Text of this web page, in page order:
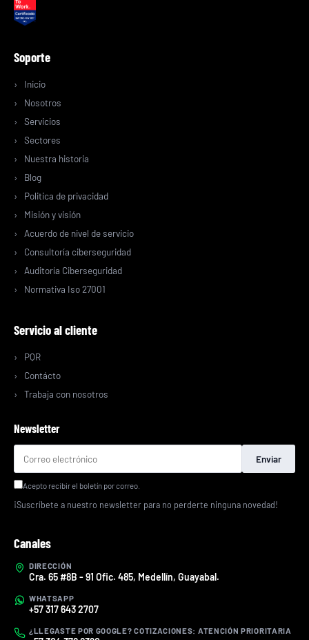
Soporte
Inicio
Nosotros
Servicios
Sectores
Nuestra historia
Blog
Politica de privacidad
Misión y visión
Acuerdo de nivel de servicio
Consultoría ciberseguridad
Auditoría Ciberseguridad
Normativa Iso 27001
Servicio al cliente
PQR
Contácto
Trabaja con nosotros
Newsletter
Enviar
Acepto recibir el boletín por correo.
¡Suscríbete a nuestro newsletter para no perderte ninguna novedad!
Canales
DIRECCIÓN
Cra. 65 #8B - 91 Ofic. 485, Medellín, Guayabal.
WHATSAPP
+57 317 643 2707
¿LLEGASTE POR GOOGLE? COTIZACIONES: ATENCIÓN PRIORITARIA